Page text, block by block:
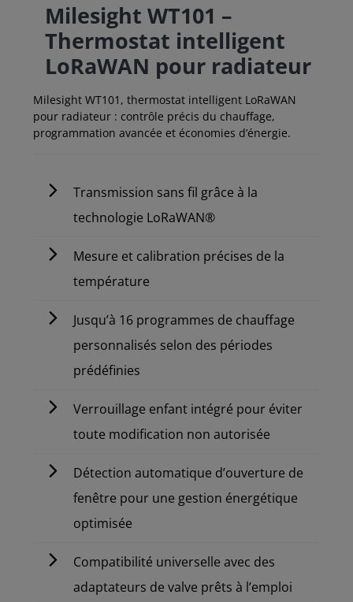
Milesight WT101 –
Thermostat intelligent
LoRaWAN pour radiateur
Milesight WT101, thermostat intelligent LoRaWAN
pour radiateur : contrôle précis du chauffage,
programmation avancée et économies d’énergie.
Transmission sans fil grâce à la
technologie LoRaWAN®
Mesure et calibration précises de la
température
Jusqu’à 16 programmes de chauffage
personnalisés selon des périodes
prédéfinies
Verrouillage enfant intégré pour éviter
toute modification non autorisée
Détection automatique d’ouverture de
fenêtre pour une gestion énergétique
optimisée
Compatibilité universelle avec des
adaptateurs de valve prêts à l’emploi